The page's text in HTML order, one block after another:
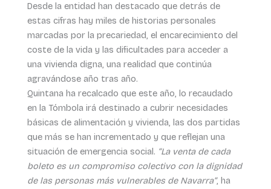
Desde la entidad han destacado que detrás de
estas cifras hay miles de historias personales
marcadas por la precariedad, el encarecimiento del
coste de la vida y las dificultades para acceder a
una vivienda digna, una realidad que continúa
agravándose año tras año.
Quintana ha recalcado que este año, lo recaudado
en la Tómbola irá destinado a cubrir necesidades
básicas de alimentación y vivienda, las dos partidas
que más se han incrementado y que reflejan una
situación de emergencia social. “La venta de cada
boleto es un compromiso colectivo con la dignidad
de las personas más vulnerables de Navarra”, ha